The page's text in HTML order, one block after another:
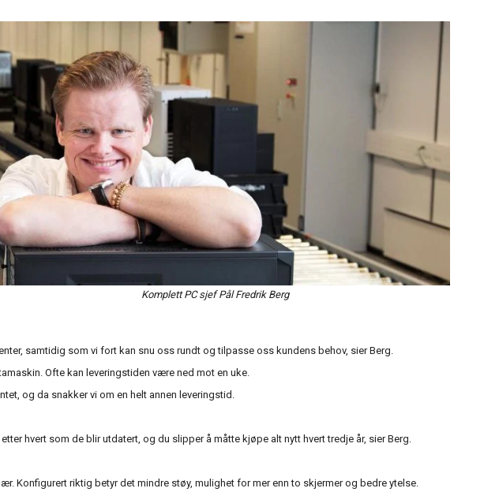
Komplett PC sjef Pål Fredrik Berg
samtidig som vi fort kan snu oss rundt og tilpasse oss kundens behov, sier Berg.
Ofte kan leveringstiden være ned mot en uke.
og da snakker vi om en helt annen leveringstid.
hvert som de blir utdatert, og du slipper å måtte kjøpe alt nytt hvert tredje år, sier Berg.
Konfigurert riktig betyr det mindre støy, mulighet for mer enn to skjermer og bedre ytelse.